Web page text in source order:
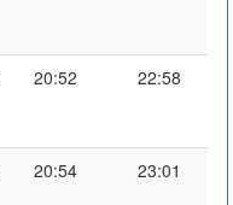
20:52 22:58
20:54 23:01